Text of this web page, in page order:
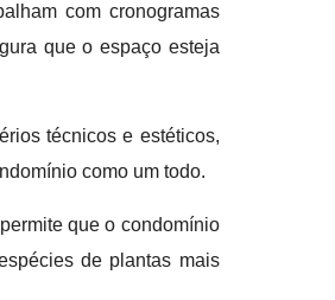
com cronogramas
que o espaço esteja
técnicos e estéticos,
como um todo.
que o condomínio
de plantas mais